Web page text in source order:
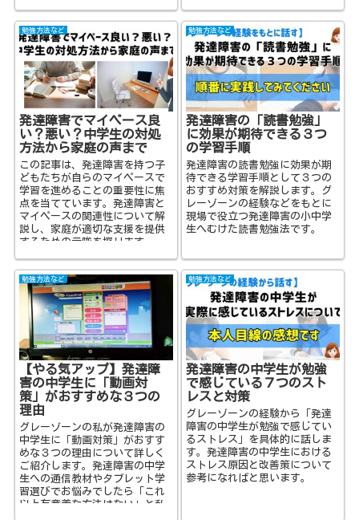
勉強方法など
発達障害でマイペース良
い？悪い？中学生の対処
方法から家庭の声まで
この記事は、発達障害を持つ子
どもたちが自らのマイペースで
学習を進めることの重要性に焦
点を当てています。発達障害と
マイペースの関連性について解
説し、家庭が適切な支援を提供
するための示唆を探ります。
勉強方法など
発達障害の「読書勉強」
に効果が期待できる３つ
の学習手順
発達障害の読書勉強に効果が期
待できる学習手順として３つの
おすすめ対策を解説します。グ
レーゾーンの経験などをもとに
現場で役立つ発達障害の小中学
生へむけた読書勉強法です。
勉強方法など
【やる気アップ】発達障
害の中学生に「動画対
策」がおすすめな３つの
理由
グレーゾーンの私が発達障害の
中学生に「動画対策」がおすす
めな３つの理由について詳しく
ご紹介します。発達障害の中学
生への通信教材やタブレット学
習選びでお悩みでしたら「これ
以上有意義な方法はない」と私
勉強方法など
発達障害の中学生が勉強
で感じている７つのスト
レスと対策
グレーゾーンの経験から「発達
障害の中学生が勉強で感じてい
るストレス」を具体的に話しま
す。発達障害の中学生における
ストレス原因と改善策について
参考になればと思います。